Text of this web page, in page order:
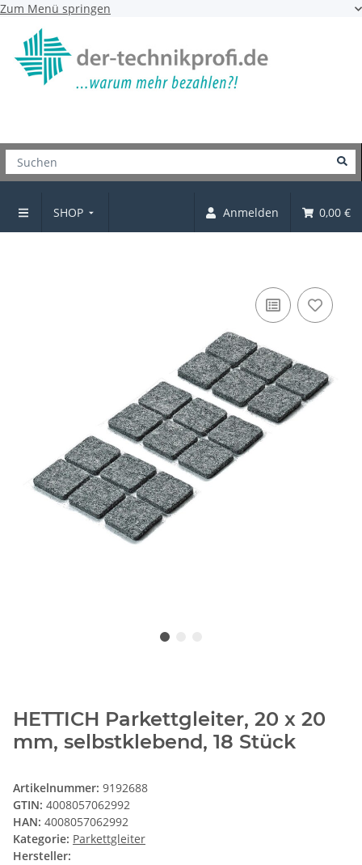
Zum Menü springen
SHOP Anmelden 0,00 €
Parkettgleiter
HETTICH Parkettgleiter, 20 x 20
mm, selbstklebend, 18 Stück
Artikelnummer: 9192688
GTIN: 4008057062992
HAN: 4008057062992
Kategorie: Parkettgleiter
Hersteller: